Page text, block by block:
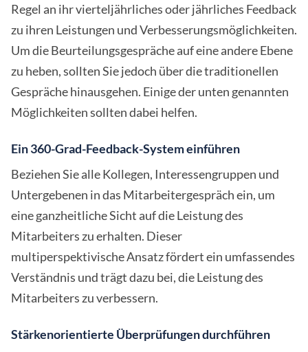
Regel an ihr vierteljährliches oder jährliches Feedback
zu ihren Leistungen und Verbesserungsmöglichkeiten.
Um die Beurteilungsgespräche auf eine andere Ebene
zu heben, sollten Sie jedoch über die traditionellen
Gespräche hinausgehen. Einige der unten genannten
Möglichkeiten sollten dabei helfen.
Ein 360-Grad-Feedback-System einführen
Beziehen Sie alle Kollegen, Interessengruppen und
Untergebenen in das Mitarbeitergespräch ein, um
eine ganzheitliche Sicht auf die Leistung des
Mitarbeiters zu erhalten. Dieser
multiperspektivische Ansatz fördert ein umfassendes
Verständnis und trägt dazu bei, die Leistung des
Mitarbeiters zu verbessern.
Stärkenorientierte Überprüfungen durchführen